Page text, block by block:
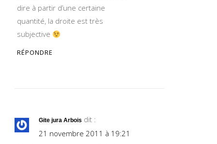
dire à partir d’une certaine
quantité, la droite est très
subjective
RÉPONDRE
Gite jura Arbois dit :
21 novembre 2011 à 19:21